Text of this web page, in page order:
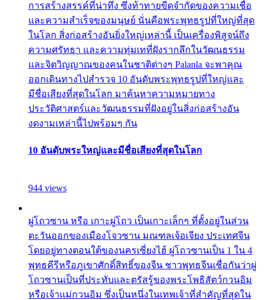
การสร้างสรรค์ที่น่าทึ่ง ซึ่งท้าทายขีดจำกัดของความเชื่อ
และความสำเร็จของมนุษย์ นั่นคือพระพุทธรูปที่ใหญ่ที่สุด
ในโลก สิ่งก่อสร้างอันยิ่งใหญ่เหล่านี้ เป็นเครื่องพิสูจน์ถึง
ความศรัทธา และความทุ่มเทที่ฝังรากลึกในวัฒนธรรม
และจิตวิญญาณของคนในชาติต่างๆ Palanla จะพาคุณ
ออกเดินทางไปสำรวจ 10 อันดับพระพุทธรูปที่ใหญ่และ
มีชื่อเสียงที่สุดในโลก มาค้นหาความหมายทาง
ประวัติศาสตร์และวัฒนธรรมที่ฝังอยู่ในสิ่งก่อสร้างอัน
งดงามเหล่านี้ไปพร้อมๆ กัน
10 อันดับพระใหญ่และมีชื่อเสียงที่สุดในโลก
944 views
ผู่โถวซาน หรือ เกาะผู่โถว เป็นเกาะเล็กๆ ที่ตั้งอยู่ในส่วน
ตะวันออกของเมืองโจวซาน มณฑลเจ้อเจียง ประเทศจีน
โดยอยู่ทางตอนใต้ของนครเซี่ยงไฮ้ ผู่โถวซานเป็น 1 ใน 4
พุทธคีรีหรือภูเขาศักดิ์สิทธิ์ของจีน ชาวพุทธจีนเชื่อกันว่าผู่
โถวซานเป็นที่ประทับและตรัสรู้ของพระโพธิสัตว์กวนอิม
หรือเจ้าแม่กวนอิม ซึ่งเป็นหนึ่งในเทพเจ้าที่สำคัญที่สุดใน